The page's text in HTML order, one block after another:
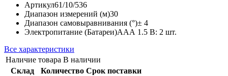
Артикул61/10/536
Диапазон измерений (м)30
Диапазон самовыравнивания (°)± 4
Электропитание (Батареи)AAА 1.5 В: 2 шт.
Все характеристики
Наличие товара В наличии
Склад
Количество Срок поставки